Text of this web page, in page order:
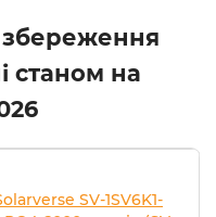
станом на
SV-1SV6K1-